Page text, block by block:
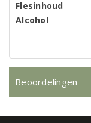
Flesinhoud
Alcohol
Beoordelingen